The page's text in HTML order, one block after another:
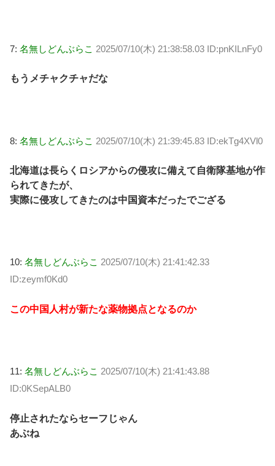
7: 名無しどんぶらこ 2025/07/10(木) 21:38:58.03 ID:pnKILnFy0
もうメチャクチャだな
8: 名無しどんぶらこ 2025/07/10(木) 21:39:45.83 ID:ekTg4XVl0
北海道は長らくロシアからの侵攻に備えて自衛隊基地が作
られてきたが、
実際に侵攻してきたのは中国資本だったでござる
10: 名無しどんぶらこ 2025/07/10(木) 21:41:42.33
ID:zeymf0Kd0
この中国人村が新たな薬物拠点となるのか
11: 名無しどんぶらこ 2025/07/10(木) 21:41:43.88
ID:0KSepALB0
停止されたならセーフじゃん
あぶね